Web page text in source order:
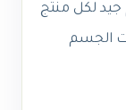
جيد لكل منتج
الجسم